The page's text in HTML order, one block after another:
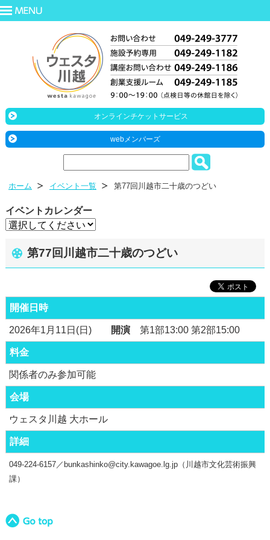
オンラインチケットサービス
webメンバーズ
ホーム イベント一覧 第77回川越市二十歳のつどい
イベントカレンダー
第77回川越市二十歳のつどい
開催日時
2026年1月11日(日) 開演第1部13:00 第2部15:00
料金
関係者のみ参加可能
会場
ウェスタ川越 大ホール
詳細
049-224-6157／bunkashinko@city.kawagoe.lg.jp（川越市文化芸術振興
課）